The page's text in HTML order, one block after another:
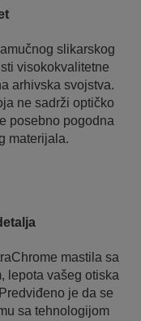
slikarskog
visokokvalitetne
arhivska svojstva.
ne sadrži optičko
posebno pogodna
materijala.
mastila sa
lepota vašeg otiska
je da se
sa tehnologijom